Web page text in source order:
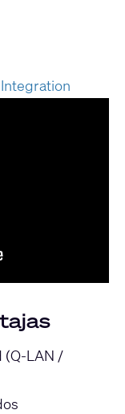
(Q-LAN /